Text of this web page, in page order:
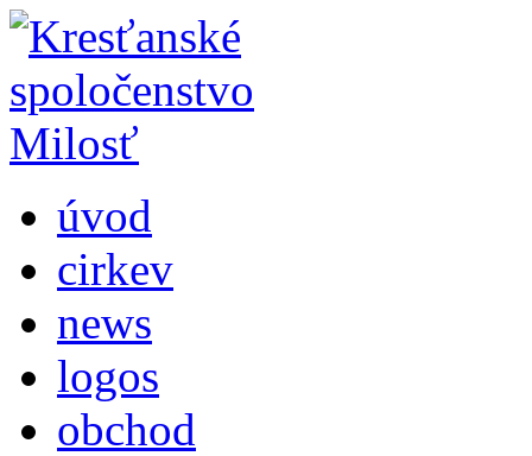
úvod
cirkev
news
logos
obchod